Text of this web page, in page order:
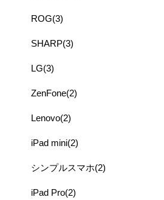
ROG(3)
SHARP(3)
LG(3)
ZenFone(2)
Lenovo(2)
iPad mini(2)
シンプルスマホ(2)
iPad Pro(2)